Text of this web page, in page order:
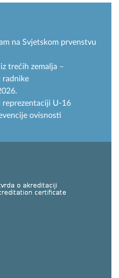
na Svjetskom prvenstvu
trećih zemalja –
radnike
reprezentaciji U-16
ovisnosti